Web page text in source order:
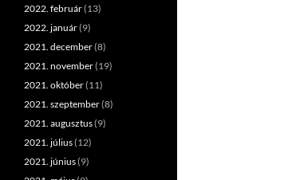
2022. február(13)
2022. január(9)
2021. december(8)
2021. november(19)
2021. október(11)
2021. szeptember(8)
2021. augusztus(9)
2021. július(12)
2021. június(9)